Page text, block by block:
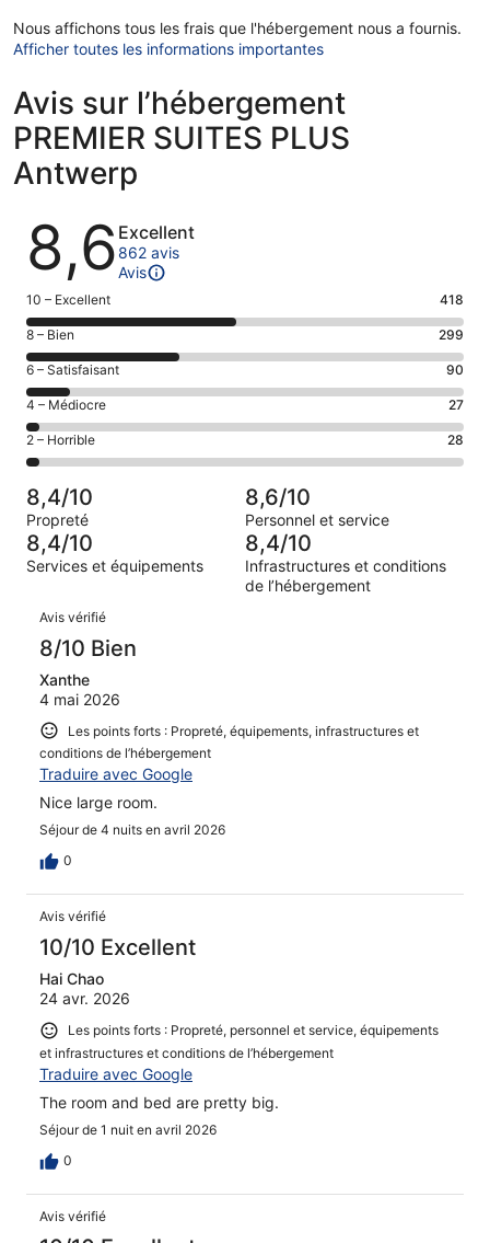
Nous affichons tous les frais que l'hébergement nous a fournis.
Afficher toutes les informations importantes
Avis sur l’hébergement
PREMIER SUITES PLUS
Antwerp
Avis
8,6 Excellent
862 avis
Avis
Note
des
voyageurs
de 10
(Excellent),
d’après 418 avis
sur 862.
10 – Excellent 418
Note
des
voyageurs
de 8
(Bien),
d’après 299 avis
sur 862.
8 – Bien 299
Note
des
voyageurs
de 6
(Satisfaisant),
sur 862.
6 – Satisfaisant 90
Note
des
voyageurs
de 4
(Médiocre),
d’après 27 avis
sur 862.
4 – Médiocre 27
Note
des
voyageurs
de 2
(Horrible),
d’après 28 avis
sur 862.
2 – Horrible 28
8,4/10
Propreté
8,6/10
Personnel et service
8,4/10
Services et équipements
8,4/10
Infrastructures et conditions
de l’hébergement
Avis
Avis vérifié
8/10 Bien
Xanthe
4 mai 2026
Les points forts : Propreté, équipements, infrastructures et
conditions de l’hébergement
Traduire avec Google
Nice large room.
Séjour de 4 nuits en avril 2026
0
Avis vérifié
10/10 Excellent
Hai Chao
24 avr. 2026
Les points forts : Propreté, personnel et service, équipements
et infrastructures et conditions de l’hébergement
Traduire avec Google
The room and bed are pretty big.
Séjour de 1 nuit en avril 2026
0
Avis vérifié